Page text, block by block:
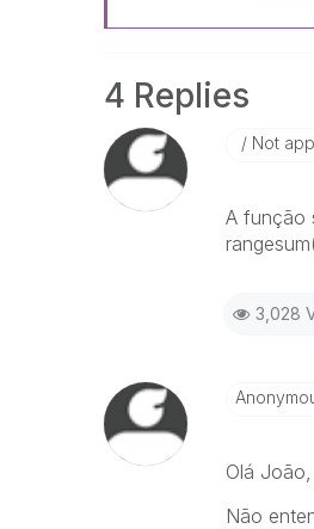
4 Replies
Not
A função
3,028
Olá João,
Não